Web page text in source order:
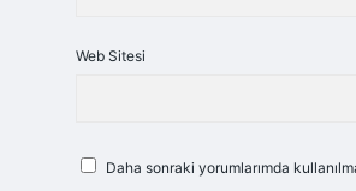
Web Sitesi
Daha sonraki yorumlarımda